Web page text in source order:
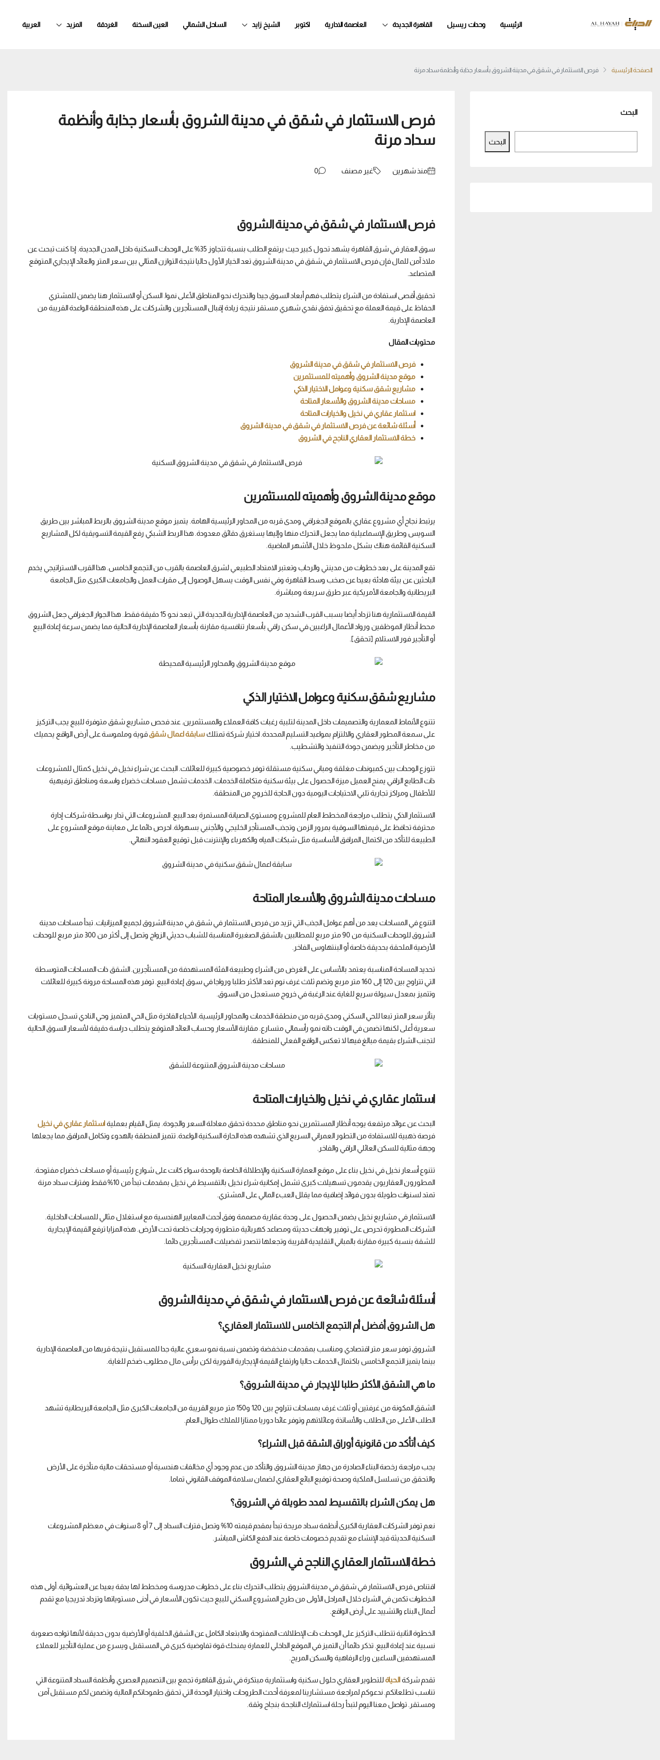
الرئيسية وحدات ريسيل القاهرة الجديدة العاصمة الادارية اكتوبر الشيخ زايد الساحل الشمالي العين السخنة الغردقة المزيد العربية
الصفحة الرئيسية فرص الاستثمار في شقق في مدينة الشروق بأسعار جذابة وأنظمة سداد مرنة
فرص الاستثمار في شقق في مدينة الشروق بأسعار جذابة وأنظمة
سداد مرنة
منذ ‏شهرين غير مصنف 0
فرص الاستثمار في شقق في مدينة الشروق
سوق العقار في شرق القاهرة يشهد تحول كبير حيث يرتفع الطلب بنسبة تتجاوز 35% على الوحدات السكنية داخل المدن الجديدة. إذا كنت تبحث عن
ملاذ آمن للمال فإن فرص الاستثمار في شقق في مدينة الشروق تعد الخيار الأول حاليا نتيجة التوازن المثالي بين سعر المتر والعائد الإيجاري المتوقع
المتصاعد.
تحقيق أقصى استفادة من الشراء يتطلب فهم أبعاد السوق جيدا والتحرك نحو المناطق الأعلى نموا. السكن أو الاستثمار هنا يضمن للمشتري
الحفاظ على قيمة العملة مع تحقيق تدفق نقدي شهري مستقر نتيجة زيادة إقبال المستأجرين والشركات على هذه المنطقة الواعدة القريبة من
العاصمة الإدارية.
محتويات المقال
فرص الاستثمار في شقق في مدينة الشروق
موقع مدينة الشروق وأهميته للمستثمرين
مشاريع شقق سكنية وعوامل الاختيار الذكي
مساحات مدينة الشروق والأسعار المتاحة
استثمار عقاري في نخيل والخيارات المتاحة
أسئلة شائعة عن فرص الاستثمار في شقق في مدينة الشروق
خطة الاستثمار العقاري الناجح في الشروق
موقع مدينة الشروق وأهميته للمستثمرين
يرتبط نجاح أي مشروع عقاري بالموقع الجغرافي ومدى قربه من المحاور الرئيسية الهامة. يتميز موقع مدينة الشروق بالربط المباشر بين طريق
السويس وطريق الإسماعيلية مما يجعل التحرك منها وإليها يستغرق دقائق معدودة. هذا الربط الشبكي رفع القيمة التسويقية لكل المشاريع
السكنية القائمة هناك بشكل ملحوظ خلال الأشهر الماضية.
تقع المدينة على بعد خطوات من مدينتي والرحاب وتعتبر الامتداد الطبيعي لشرق العاصمة بالقرب من التجمع الخامس. هذا القرب الاستراتيجي يخدم
الباحثين عن بيئة هادئة بعيدا عن صخب وسط القاهرة وفي نفس الوقت يسهل الوصول إلى مقرات العمل والجامعات الكبرى مثل الجامعة
البريطانية والجامعة الأمريكية عبر طرق سريعة ومباشرة.
القيمة الاستثمارية هنا تزداد أيضا بسبب القرب الشديد من العاصمة الإدارية الجديدة التي تبعد نحو 15 دقيقة فقط. هذا الجوار الجغرافي جعل الشروق
محط أنظار الموظفين ورواد الأعمال الراغبين في سكن راقي بأسعار تنافسية مقارنة بأسعار العاصمة الإدارية الحالية مما يضمن سرعة إعادة البيع
أو التأجير فور الاستلام [تحقق].
مشاريع شقق سكنية وعوامل الاختيار الذكي
تتنوع الأنماط المعمارية والتصميمات داخل المدينة لتلبية رغبات كافة العملاء والمستثمرين. عند فحص مشاريع شقق متوفرة للبيع يجب التركيز
على سمعة المطور العقاري والالتزام بمواعيد التسليم المحددة. اختيار شركة تمتلكسابقة اعمال شقققوية وملموسة على أرض الواقع يحميك
من مخاطر التأخير ويضمن جودة التنفيذ والتشطيب.
تتوزع الوحدات بين كمبوندات مغلقة ومباني سكنية مستقلة توفر خصوصية كبيرة للعائلات. البحث عن شراء نخيل في نخيل كمثال للمشروعات
ذات الطابع الراقي يمنح العميل ميزة الحصول على بيئة سكنية متكاملة الخدمات. الخدمات تشمل مساحات خضراء واسعة ومناطق ترفيهية
للأطفال ومراكز تجارية تلبي الاحتياجات اليومية دون الحاجة للخروج من المنطقة.
الاستثمار الذكي يتطلب مراجعة المخطط العام للمشروع ومستوى الصيانة المستمرة بعد البيع. المشروعات التي تدار بواسطة شركات إدارة
محترفة تحافظ على قيمتها السوقية بمرور الزمن وتجذب المستأجر الخليجي والأجنبي بسهولة. احرص دائما على معاينة موقع المشروع على
الطبيعة للتأكد من اكتمال المرافق الأساسية مثل شبكات المياه والكهرباء والإنترنت قبل توقيع العقود النهائي.
مساحات مدينة الشروق والأسعار المتاحة
التنوع في المساحات يعد من أهم عوامل الجذب التي تزيد من فرص الاستثمار في شقق في مدينة الشروق لجميع الميزانيات. تبدأ مساحات مدينة
الشروق للوحدات السكنية من 90 متر مربع للمطالبين بالشقق الصغيرة المناسبة للشباب حديثي الزواج وتصل إلى أكثر من 300 متر مربع للوحدات
الأرضية الملحقة بحديقة خاصة أو البنتهاوس الفاخر.
تحديد المساحة المناسبة يعتمد بالأساس على الغرض من الشراء وطبيعة الفئة المستهدفة من المستأجرين. الشقق ذات المساحات المتوسطة
التي تتراوح بين 120 إلى 160 متر مربع وتضم ثلاث غرف نوم تعد الأكثر طلبا ورواجا في سوق إعادة البيع. توفر هذه المساحة مرونة كبيرة للعائلات
وتتميز بمعدل سيولة سريع للغاية عند الرغبة في خروج مستعجل من السوق.
يتأثر سعر المتر تبعا للحي السكني ومدى قربه من منطقة الخدمات والمحاور الرئيسية. الأحياء الفاخرة مثل الحي المتميز وحي النادي تسجل مستويات
سعرية أعلى لكنها تضمن في الوقت ذاته نمو رأسمالي متسارع. مقارنة الأسعار وحساب العائد المتوقع يتطلب دراسة دقيقة لأسعار السوق الحالية
لتجنب الشراء بقيمة مبالغ فيها لا تعكس الواقع الفعلي للمنطقة.
استثمار عقاري في نخيل والخيارات المتاحة
البحث عن عوائد مرتفعة يوجه أنظار المستثمرين نحو مناطق محددة تحقق معادلة السعر والجودة. يمثل القيام بعمليةاستثمار عقاري في نخيل
فرصة ذهبية للاستفادة من التطور العمراني السريع الذي تشهده هذه الحارة السكنية الواعدة. تتميز المنطقة بالهدوء وتكامل المرافق مما يجعلها
وجهة مثالية للسكن العائلي الراقي والفاخر.
تتنوع أسعار نخيل في نخيل بناء على موقع العمارة السكنية والإطلالة الخاصة بالوحدة سواء كانت على شوارع رئيسية أو مساحات خضراء مفتوحة.
المطورون العقاريون يقدمون تسهيلات كبرى تشمل إمكانية شراء نخيل بالتقسيط في نخيل بمقدمات تبدأ من 10% فقط وفترات سداد مرنة
تمتد لسنوات طويلة بدون فوائد إضافية مما يقلل العبء المالي على المشتري.
الاستثمار في مشاريع نخيل يضمن الحصول على وحدة عقارية مصممة وفق أحدث المعايير الهندسية مع استغلال مثالي للمساحات الداخلية.
الشركات المطورة تحرص على توفير واجهات حديثة ومصاعد كهربائية متطورة وجراجات خاصة تحت الأرض. هذه المزايا ترفع القيمة الإيجارية
للشقة بنسبة كبيرة مقارنة بالمباني التقليدية القريبة وتجعلها تتصدر تفضيلات المستأجرين دائما.
أسئلة شائعة عن فرص الاستثمار في شقق في مدينة الشروق
هل الشروق أفضل أم التجمع الخامس للاستثمار العقاري؟
الشروق توفر سعر متر اقتصادي ومناسب بمقدمات منخفضة وتضمن نسبة نمو سعري عالية جدا للمستقبل نتيجة قربها من العاصمة الإدارية
بينما يتميز التجمع الخامس باكتمال الخدمات حاليا وارتفاع القيمة الإيجارية الفورية لكن برأس مال مطلوب ضخم للغاية.
ما هي الشقق الأكثر طلبا للإيجار في مدينة الشروق؟
الشقق المكونة من غرفتين أو ثلاث غرف بمساحات تتراوح بين 120 و150 متر مربع القريبة من الجامعات الكبرى مثل الجامعة البريطانية تشهد
الطلب الأعلى من الطلاب والأساتذة وعائلاتهم وتوفر عائدا دوريا ممتازا للملاك طوال العام.
كيف أتأكد من قانونية أوراق الشقة قبل الشراء؟
يجب مراجعة رخصة البناء الصادرة من جهاز مدينة الشروق والتأكد من عدم وجود أي مخالفات هندسية أو مستحقات مالية متأخرة على الأرض
والتحقق من تسلسل الملكية وصحة توقيع البائع العقاري لضمان سلامة الموقف القانوني تماما.
هل يمكن الشراء بالتقسيط لمدد طويلة في الشروق؟
نعم توفر الشركات العقارية الكبرى أنظمة سداد مريحة تبدأ بمقدم قيمته 10% وتصل فترات السداد إلى 7 أو 8 سنوات في معظم المشروعات
السكنية الحديثة قيد الإنشاء مع تقديم خصومات خاصة عند الدفع الكاش المباشر.
خطة الاستثمار العقاري الناجح في الشروق
اقتناص فرص الاستثمار في شقق في مدينة الشروق يتطلب التحرك بناء على خطوات مدروسة ومخطط لها بدقة بعيدا عن العشوائية. أولى هذه
الخطوات تكمن في الشراء خلال المراحل الأولى من طرح المشروع السكني للبيع حيث تكون الأسعار في أدنى مستوياتها وتزداد تدريجيا مع تقدم
أعمال البناء والتشييد على أرض الواقع.
الخطوة الثانية تتطلب التركيز على الوحدات ذات الإطلالات المفتوحة والابتعاد الكامل عن الشقق الخلفية أو الأرضية بدون حديقة لأنها تواجه صعوبة
نسبية عند إعادة البيع. تذكر دائما أن التميز في الموقع الداخلي للعمارة يمنحك قوة تفاوضية كبرى في المستقبل ويسرع من عملية التأجير للعملاء
المستهدفين الساعين وراء الرفاهية والسكن المريح.
تقدم شركةالحياةللتطوير العقاري حلول سكنية واستثمارية مبتكرة في شرق القاهرة تجمع بين التصميم العصري وأنظمة السداد المتنوعة التي
تناسب تطلعاتكم. ندعوكم لمراجعة مستشارينا لمعرفة أحدث الطروحات واختيار الوحدة التي تحقق طموحاتكم المالية وتضمن لكم مستقبل آمن
ومستقر. تواصل معنا اليوم لتبدأ رحلة استثمارك الناجحة بنجاح وثقة.
البحث
البحث